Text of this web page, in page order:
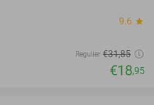
9.6 star
Regulier €31,85
€18,95